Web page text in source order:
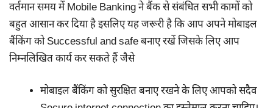
वर्तमान समय में Mobile Banking ने बैंक से संबंधित सभी कामों को
बहुत आसान कर दिया है इसलिए यह जरूरी है कि आप अपने मोबाइल
बैंकिंग को Successful and safe बनाए रखें जिसके लिए आप
निम्नलिखित कार्य कर सकते हैं जैसे
मोबाइल बैंकिंग को सुरक्षित बनाए रखने के लिए आपको सदैव